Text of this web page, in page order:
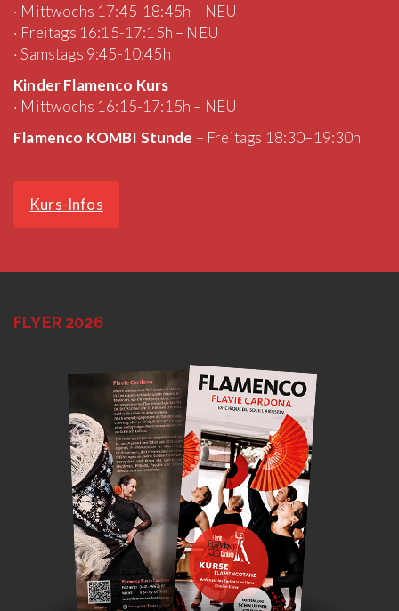
· Mittwochs 17:45-18:45h – NEU
· Freitags 16:15-17:15h – NEU
· Samstags 9:45-10:45h
Kinder Flamenco Kurs
· Mittwochs 16:15-17:15h – NEU
Flamenco KOMBI Stunde – Freitags 18:30–19:30h
Kurs-Infos
FLYER 2026